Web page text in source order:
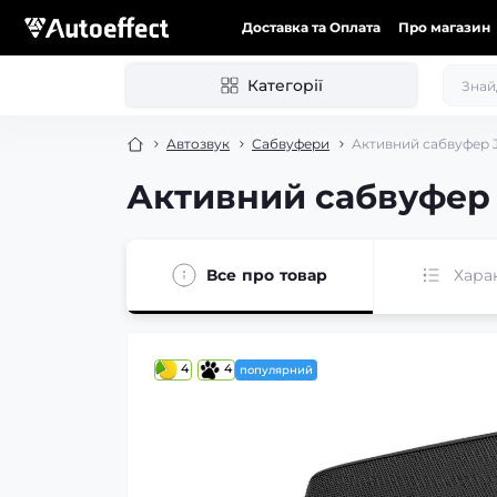
Доставка та Оплата Про магазин
Категорії
Автозвук Сабвуфери Активний сабвуфер
Активний сабвуфер
Все про товар
4 4 популярний